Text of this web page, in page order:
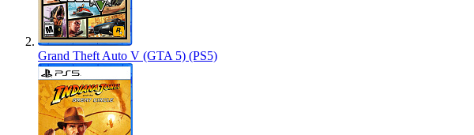
Grand Theft Auto V (GTA 5) (PS5)